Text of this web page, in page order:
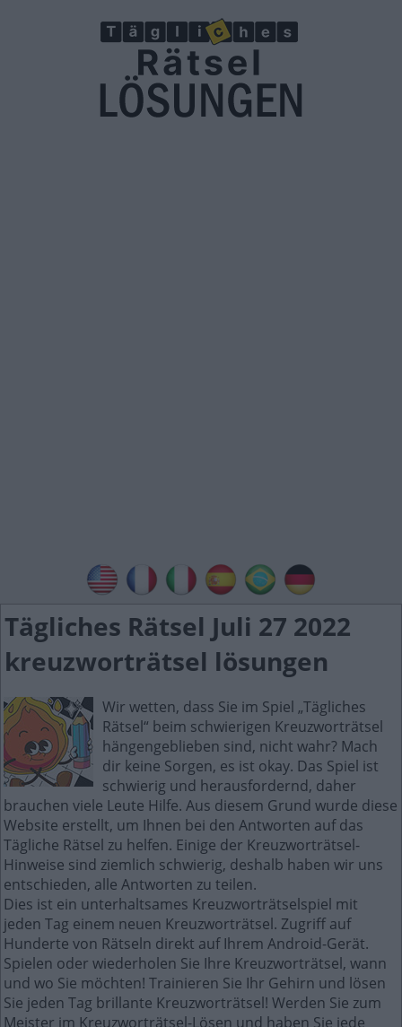
Tägliches Rätsel Juli 27 2022
kreuzworträtsel lösungen
Wir wetten, dass Sie im Spiel „Tägliches
Rätsel“ beim schwierigen Kreuzworträtsel
hängengeblieben sind, nicht wahr? Mach
dir keine Sorgen, es ist okay. Das Spiel ist
schwierig und herausfordernd, daher
brauchen viele Leute Hilfe. Aus diesem Grund wurde diese
Website erstellt, um Ihnen bei den Antworten auf das
Tägliche Rätsel zu helfen. Einige der Kreuzworträtsel-
Hinweise sind ziemlich schwierig, deshalb haben wir uns
entschieden, alle Antworten zu teilen.
Dies ist ein unterhaltsames Kreuzworträtselspiel mit
jeden Tag einem neuen Kreuzworträtsel. Zugriff auf
Hunderte von Rätseln direkt auf Ihrem Android-Gerät.
Spielen oder wiederholen Sie Ihre Kreuzworträtsel, wann
und wo Sie möchten! Trainieren Sie Ihr Gehirn und lösen
Sie jeden Tag brillante Kreuzworträtsel! Werden Sie zum
Meister im Kreuzworträtsel-Lösen und haben Sie jede